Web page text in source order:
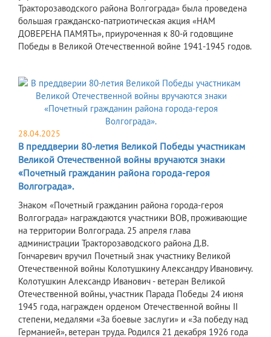
Тракторозаводского района Волгограда» была проведена
большая гражданско-патриотическая акция «НАМ
ДОВЕРЕНА ПАМЯТЬ», приуроченная к 80-й годовщине
Победы в Великой Отечественной войне 1941-1945 годов.
28.04.2025
В преддверии 80-летия Великой Победы участникам
Великой Отечественной войны вручаются знаки
«Почетный гражданин района города-героя
Волгограда».
Знаком «Почетный гражданин района города-героя
Волгограда» награждаются участники ВОВ, проживающие
на территории Волгограда. 25 апреля глава
администрации Тракторозаводского района Д.В.
Гончаревич вручил Почетный знак участнику Великой
Отечественной войны Колотушкину Александру Ивановичу.
Колотушкин Александр Иванович - ветеран Великой
Отечественной войны, участник Парада Победы 24 июня
1945 года, награжден орденом Отечественной войны II
степени, медалями «За боевые заслуги» и «За победу над
Германией», ветеран труда. Родился 21 декабря 1926 года